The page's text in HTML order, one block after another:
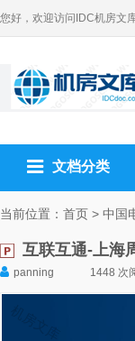
您好，欢迎访问IDC机房文
文档分类
当前位置： 首页 > 中国
互联互通-上海
panning 1448 次